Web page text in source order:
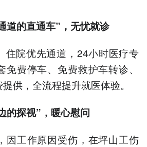
道的直通车”，无忧就诊
住院优先通道，24小时医疗专
费停车、免费救护车转诊、
供，全流程提升就医体验。
的探视”，暖心慰问
因工作原因受伤，在坪山工伤